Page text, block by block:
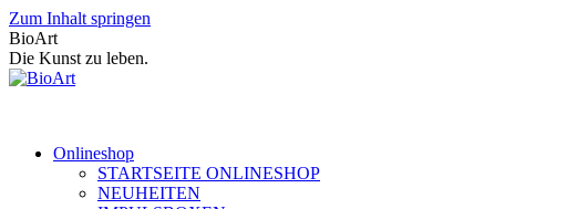
Zum Inhalt springen
BioArt
Die Kunst zu leben.
Onlineshop
STARTSEITE ONLINESHOP
NEUHEITEN